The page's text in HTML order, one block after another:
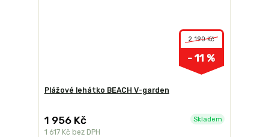
2 190 Kč
- 11 %
Plážové lehátko BEACH V-garden
1 956 Kč
1 617 Kč bez DPH
Skladem